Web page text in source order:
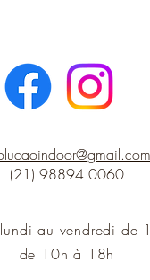
(21) 98894 0060
lundi au vendredi
de 10h à 18h